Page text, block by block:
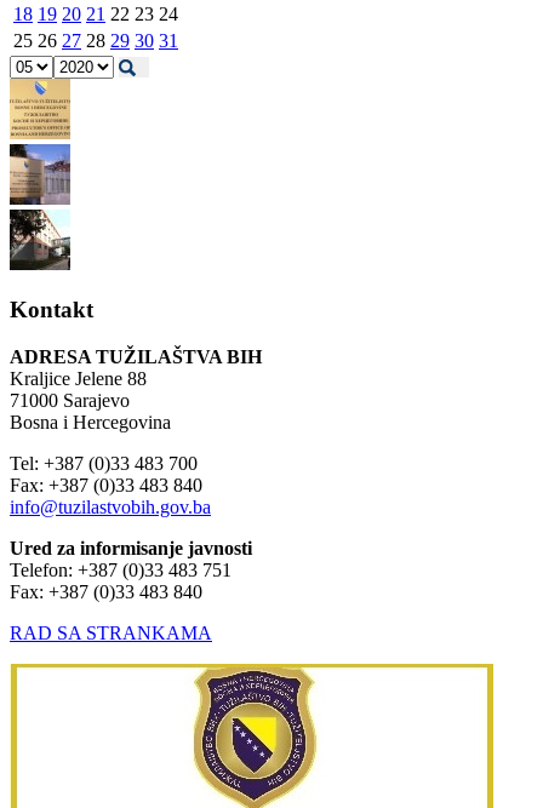
18 19 20 21 22 23 24
25 26 27 28 29 30 31
Kontakt
ADRESA TUŽILAŠTVA BIH
Kraljice Jelene 88
71000 Sarajevo
Bosna i Hercegovina
Tel: +387 (0)33 483 700
Fax: +387 (0)33 483 840
info@tuzilastvobih.gov.ba
Ured za informisanje javnosti
Telefon: +387 (0)33 483 751
Fax: +387 (0)33 483 840
RAD SA STRANKAMA